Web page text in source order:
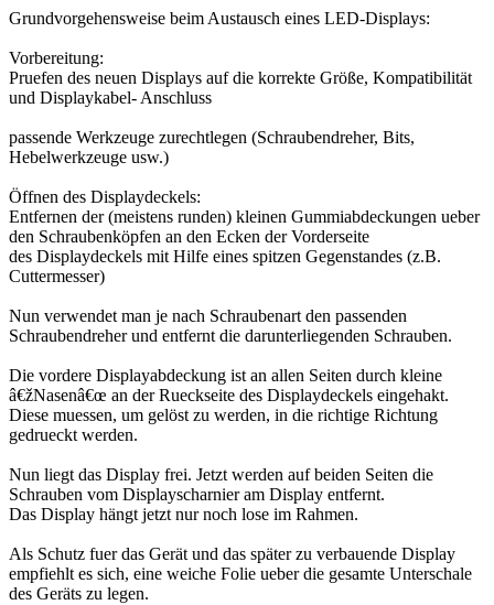
Grundvorgehensweise beim Austausch eines LED-Displays:
Vorbereitung:
Pruefen des neuen Displays auf die korrekte Größe, Kompatibilität
und Displaykabel- Anschluss
passende Werkzeuge zurechtlegen (Schraubendreher, Bits,
Hebelwerkzeuge usw.)
Öffnen des Displaydeckels:
Entfernen der (meistens runden) kleinen Gummiabdeckungen ueber
den Schraubenköpfen an den Ecken der Vorderseite
des Displaydeckels mit Hilfe eines spitzen Gegenstandes (z.B.
Cuttermesser)
Nun verwendet man je nach Schraubenart den passenden
Schraubendreher und entfernt die darunterliegenden Schrauben.
Die vordere Displayabdeckung ist an allen Seiten durch kleine
â€žNasenâ€œ an der Rueckseite des Displaydeckels eingehakt.
Diese muessen, um gelöst zu werden, in die richtige Richtung
gedrueckt werden.
Nun liegt das Display frei. Jetzt werden auf beiden Seiten die
Schrauben vom Displayscharnier am Display entfernt.
Das Display hängt jetzt nur noch lose im Rahmen.
Als Schutz fuer das Gerät und das später zu verbauende Display
empfiehlt es sich, eine weiche Folie ueber die gesamte Unterschale
des Geräts zu legen.